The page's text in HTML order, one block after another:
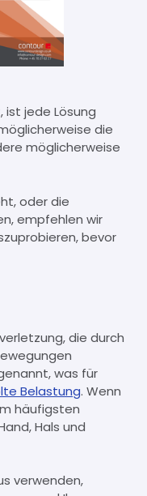
ist jede Lösung
die
möglicherweise
oder die
empfehlen wir
bevor
die durch
was für
Belastung. Wenn
häufigsten
Hals und
verwenden,